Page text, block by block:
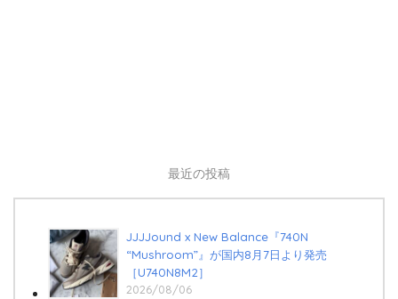
最近の投稿
JJJJound x New Balance『740N
“Mushroom”』が国内8月7日より発売
［U740N8M2］
2026/08/06